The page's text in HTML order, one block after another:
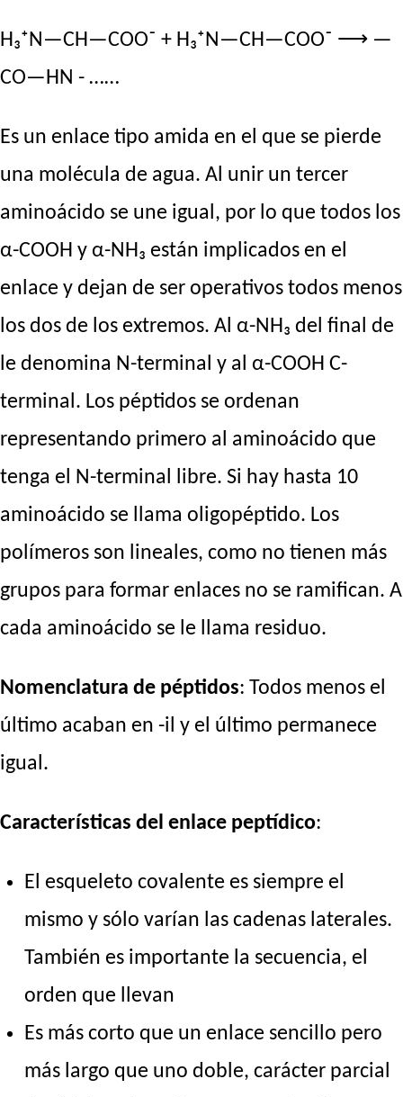
H₃⁺N—CH—COO⁻ + H₃⁺N—CH—COO⁻ ⟶ —
CO—HN - ……
Es un enlace tipo amida en el que se pierde
una molécula de agua. Al unir un tercer
aminoácido se une igual, por lo que todos los
α-COOH y α-NH₃ están implicados en el
enlace y dejan de ser operativos todos menos
los dos de los extremos. Al α-NH₃ del final de
le denomina N-terminal y al α-COOH C-
terminal. Los péptidos se ordenan
representando primero al aminoácido que
tenga el N-terminal libre. Si hay hasta 10
aminoácido se llama oligopéptido. Los
polímeros son lineales, como no tienen más
grupos para formar enlaces no se ramifican. A
cada aminoácido se le llama residuo.
Nomenclatura de péptidos: Todos menos el
último acaban en -il y el último permanece
igual.
Características del enlace peptídico:
El esqueleto covalente es siempre el
mismo y sólo varían las cadenas laterales.
También es importante la secuencia, el
orden que llevan
Es más corto que un enlace sencillo pero
más largo que uno doble, carácter parcial